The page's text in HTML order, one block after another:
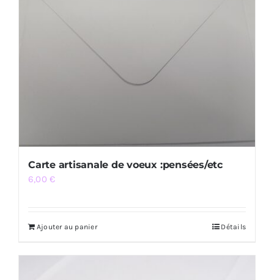
Carte artisanale de voeux :pensées/etc
6,00€
Ajouter au panier Détails